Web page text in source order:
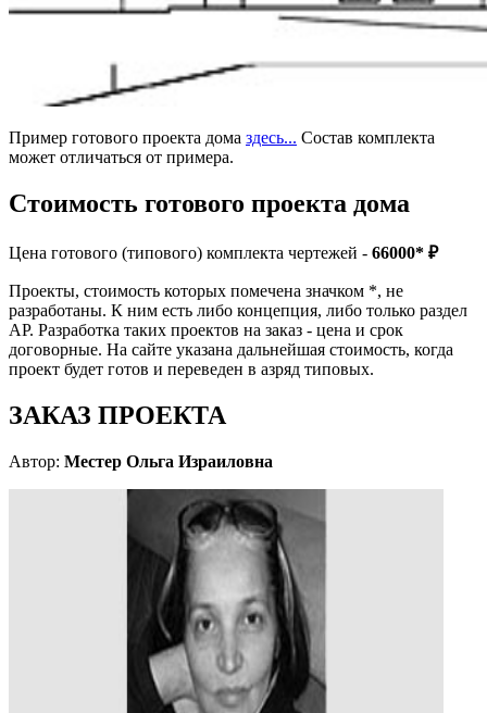
Пример готового проекта дома здесь... Состав комплекта
может отличаться от примера.
Стоимость готового проекта дома
Цена готового (типового) комплекта чертежей - 66000* ₽
Проекты, стоимость которых помечена значком *, не
разработаны. К ним есть либо концепция, либо только раздел
АР. Разработка таких проектов на заказ - цена и срок
договорные. На сайте указана дальнейшая стоимость, когда
проект будет готов и переведен в азряд типовых.
ЗАКАЗ ПРОЕКТА
Автор: Местер Ольга Израиловна